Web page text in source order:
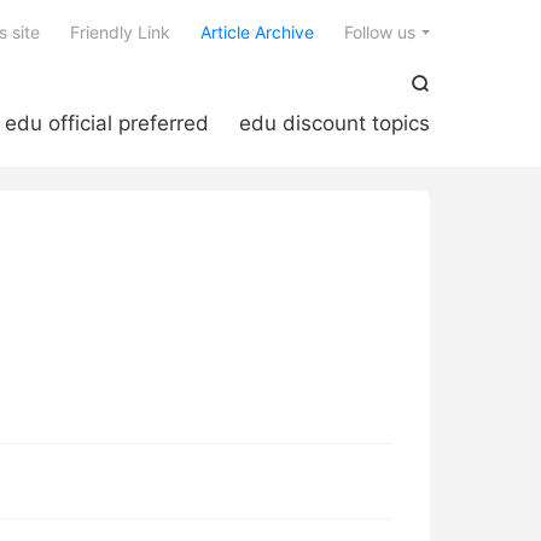

edu official preferred edu discount topics
site Friendly Link Article Archive Follow us